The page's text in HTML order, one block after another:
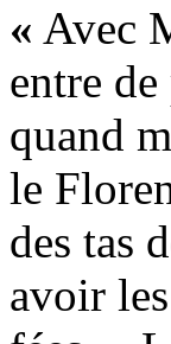
« Avec
entre
quand
le
des tas
avoir